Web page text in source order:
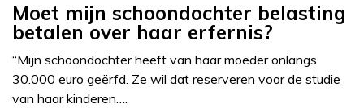
Moet mijn schoondochter belasting
betalen over haar erfernis?
“Mijn schoondochter heeft van haar moeder onlangs
30.000 euro geërfd. Ze wil dat reserveren voor de studie
van haar kinderen….